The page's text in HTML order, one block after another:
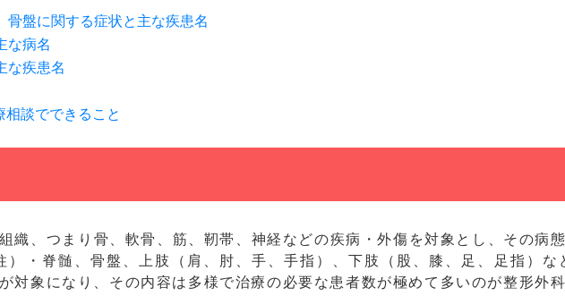
骨盤に関する症状と主な疾患名
な病名
な疾患名
談でできること
織、つまり骨、軟骨、筋、靭帯、神経などの疾病・外傷を対象とし、その病
）・脊髄、骨盤、上肢（肩、肘、手、手指）、下肢（股、膝、足、足指）
対象になり、その内容は多様で治療の必要な患者数が極めて多いのが整形外科